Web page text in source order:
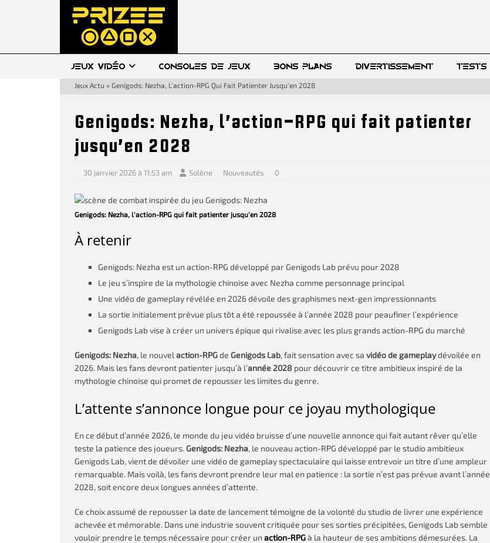
JEUX VIDÉO CONSOLES DE JEUX BONS PLANS DIVERTISSEMENT TESTS
Jeux Actu » Genigods: Nezha, L’action-RPG Qui Fait Patienter Jusqu’en 2028
Genigods: Nezha, l’action-RPG qui fait patienter
jusqu’en 2028
30 janvier 2026 à 11:53 am Solène Nouveautés 0
Genigods: Nezha, l'action-RPG qui fait patienter jusqu'en 2028
À retenir
Genigods: Nezha est un action-RPG développé par Genigods Lab prévu pour 2028
Le jeu s’inspire de la mythologie chinoise avec Nezha comme personnage principal
Une vidéo de gameplay révélée en 2026 dévoile des graphismes next-gen impressionnants
La sortie initialement prévue plus tôt a été repoussée à l’année 2028 pour peaufiner l’expérience
Genigods Lab vise à créer un univers épique qui rivalise avec les plus grands action-RPG du marché
Genigods: Nezha, le nouvel action-RPGde Genigods Lab, fait sensation avec sa vidéo de gameplaydévoilée en
2026. Mais les fans devront patienter jusqu’à l’année 2028 pour découvrir ce titre ambitieux inspiré de la
mythologie chinoise qui promet de repousser les limites du genre.
L’attente s’annonce longue pour ce joyau mythologique
En ce début d’année 2026, le monde du jeu vidéo bruisse d’une nouvelle annonce qui fait autant rêver qu’elle
teste la patience des joueurs. Genigods: Nezha, le nouveau action-RPG développé par le studio ambitieux
Genigods Lab, vient de dévoiler une vidéo de gameplay spectaculaire qui laisse entrevoir un titre d’une ampleur
remarquable. Mais voilà, les fans devront prendre leur mal en patience : la sortie n’est pas prévue avant l’année
2028, soit encore deux longues années d’attente.
Ce choix assumé de repousser la date de lancement témoigne de la volonté du studio de livrer une expérience
achevée et mémorable. Dans une industrie souvent critiquée pour ses sorties précipitées, Genigods Lab semble
vouloir prendre le temps nécessaire pour créer un action-RPGà la hauteur de ses ambitions démesurées. La